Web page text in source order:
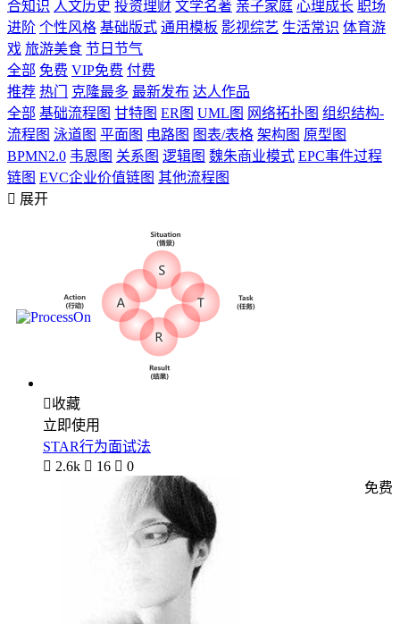
合知识 人文历史 投资理财 文学名著 亲子家庭 心理成长 职场
进阶 个性风格 基础版式 通用模板 影视综艺 生活常识 体育游
戏 旅游美食 节日节气
全部 免费 VIP免费 付费
推荐 热门 克隆最多 最新发布 达人作品
全部 基础流程图 甘特图 ER图 UML图 网络拓扑图 组织结构-
流程图 泳道图 平面图 电路图 图表/表格 架构图 原型图
BPMN2.0 韦恩图 关系图 逻辑图 魏朱商业模式 EPC事件过程
链图 EVC企业价值链图 其他流程图
 展开
收藏
立即使用
STAR行为面试法
 2.6k  16  0
免费